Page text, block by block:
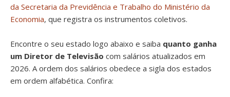
da Secretaria da Previdência e Trabalho do Ministério da
Economia, que registra os instrumentos coletivos.
Encontre o seu estado logo abaixo e saiba quanto ganha
um Diretor de Televisão com salários atualizados em
2026. A ordem dos salários obedece a sigla dos estados
em ordem alfabética. Confira: